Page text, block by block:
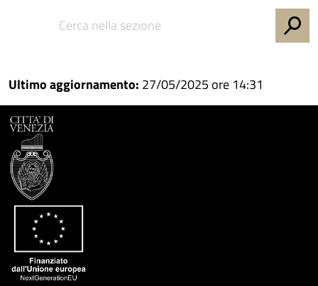
Condividi
Twitter
su
Condividi
Ultimo aggiornamento: 27/05/2025 ore 14:31